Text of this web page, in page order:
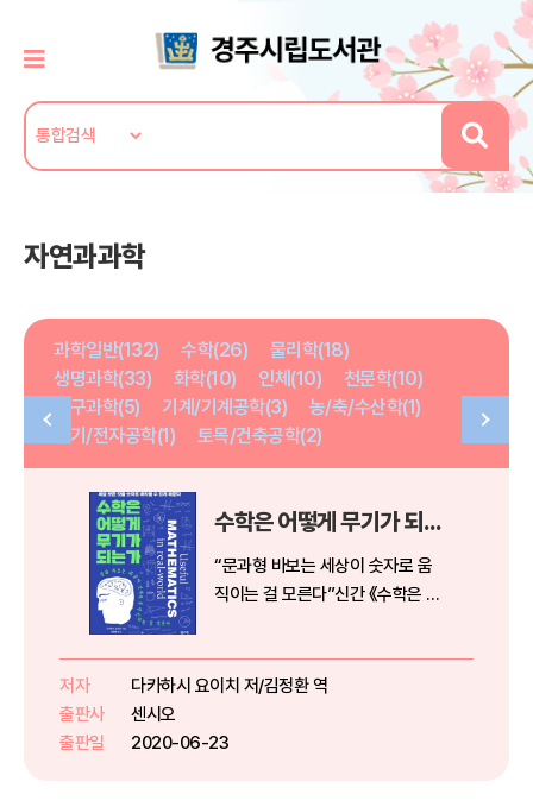
자연과과학
과학일반(132) 수학(26)
물리학(18)
생명과학(33)
화학(10) 인체(10)
천문학(10)
지구과학(5)
기계/기계공학(3)
농/축/수산학(1)
전기/전자공학(1)
토목/건축공학(2)
수학은 어떻게 무기가 되는가
“문과형 바보는 세상이 숫자로 움
직이는 걸 모른다”신간 《수학은 어
을 숫자로 바라보는 수학적 사고가
는 책이다. 책에는 세상이 왜 숫...
저자
다카하시 요이치 저/김정환 역
출판사
센시오
출판일
2020-06-23